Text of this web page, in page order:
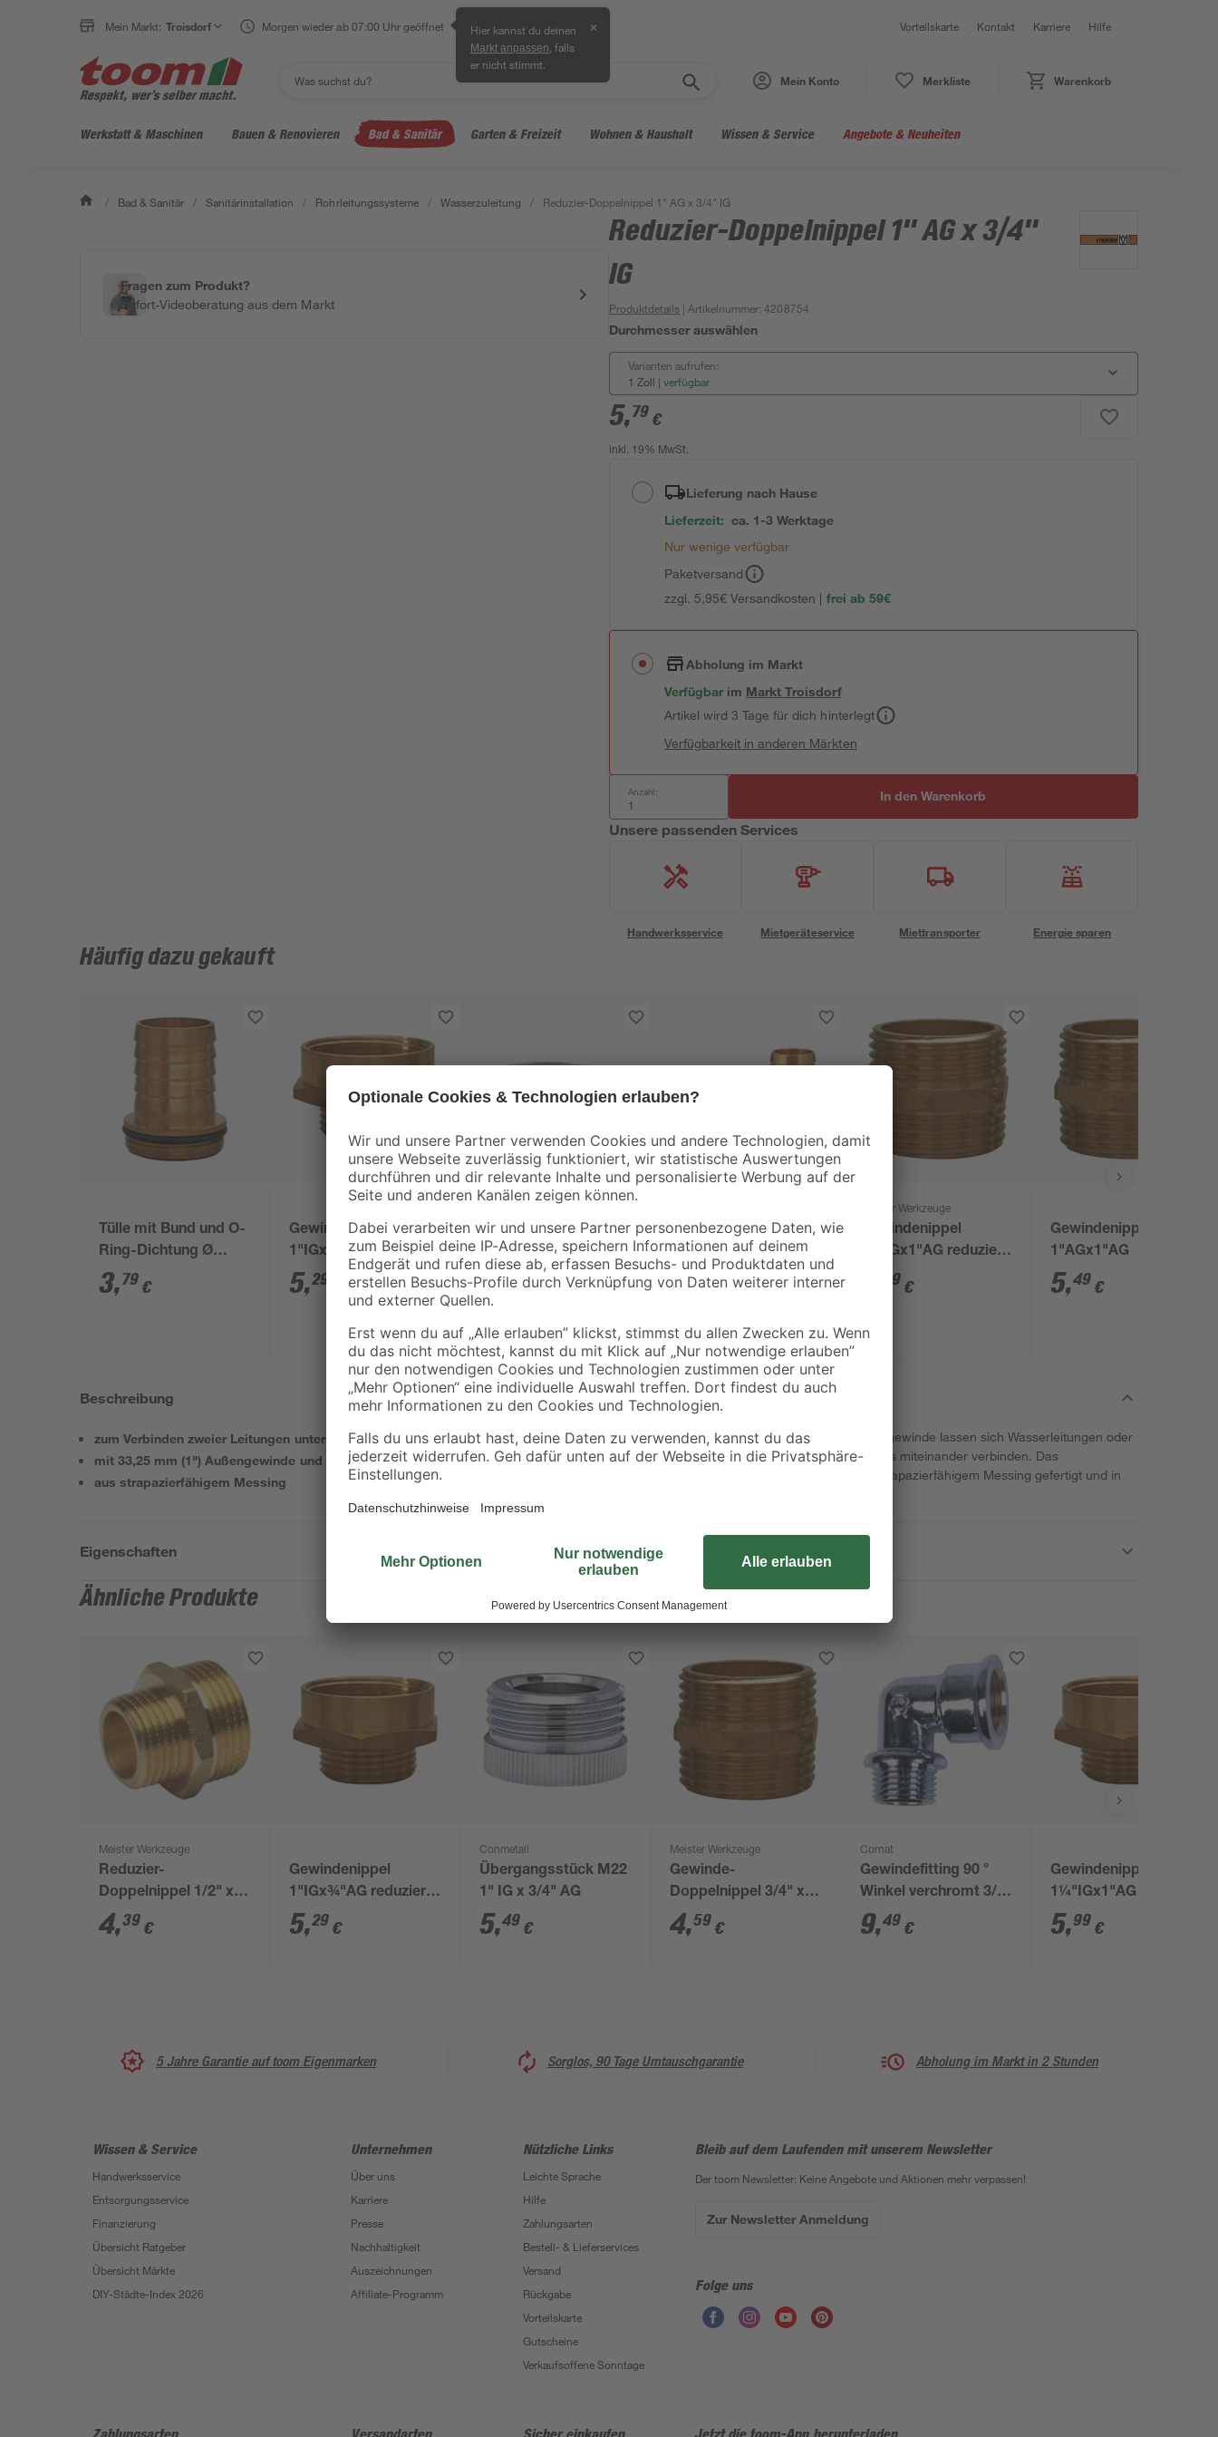
Mein Markt: Troisdorf Morgen wieder ab 07:00 Uhr geöffnet Hier kannst du deinen
Markt anpassen , falls
er nicht stimmt.
✕ Vorteilskarte Kontakt Karriere Hilfe
Mein Konto Merkliste Warenkorb
Werkstatt & Maschinen Bauen & Renovieren Bad & Sanitär Garten & Freizeit Wohnen & Haushalt Wissen & Service Angebote & Neuheiten
/ Bad & Sanitär / Sanitärinstallation / Rohrleitungssysteme / Wasserzuleitung / Reduzier-Doppelnippel 1" AG x 3/4" IG
Fragen zum Produkt?
Sofort-Videoberatung aus dem Markt
Reduzier-Doppelnippel 1" AG x 3/4"
IG
Produktdetails | Artikelnummer:4208754
Durchmesser auswählen
Varianten aufrufen:
1 Zoll | verfügbar
5,79 €
inkl. 19% MwSt.
Lieferung nach Hause
Lieferzeit: ca. 1-3 Werktage
Nur wenige verfügbar
Paketversand
zzgl. 5,95€ Versandkosten | frei ab 59€
Abholung im Markt
Verfügbar im MarktTroisdorf
Artikel wird 3 Tage für dich hinterlegt
Verfügbarkeit in anderen Märkten
Anzahl: In den Warenkorb
Unsere passenden Services
Handwerksservice Mietgeräteservice Miettransporter Energie sparen
Häufig dazu gekauft
Tülle mit Bund und O-
Ring-Dichtung Ø
19,05 mm (3/4)
3,79 €
Gewindenippel
1"IGx¾"AG reduziert
AG/IG
5,29
Schlauchklemmen 2
Stück Ø 20 - 32 mm
2,99 €
Verschraubung
1"x1"IG 2-teilig
5,99 €
Meister Werkzeuge
Gewindenippel
¾"AGx1"AG reduziert
AG/AG
79 €
Gewindenippel
1"AGx1"AG
5,49 €
Beschreibung
zum Verbinden zweier Leitungen unterschiedlicher Größen
mit 33,25 mm (1") Außengewinde und 24,66 mm (3/4") Innengewinde
aus strapazierfähigem Messing
Mit dem Gewindenippel mit beidseitigem Außengewinde lassen sich Wasserleitungen oder
Pumpen verschiedener Durchmesser problemlos miteinander verbinden. Das
Verbindungsstück ist aus bruchsicherem und strapazierfähigem Messing gefertigt und in
Eigenschaften
Ähnliche Produkte
Meister Werkzeuge
Reduzier-
Doppelnippel 1/2" x
3/4" AG
4,39 €
Gewindenippel
1"IGx¾"AG reduziert
AG/IG
5,29 €
Conmetall
Übergangsstück M22
1" IG x 3/4" AG
5,49 €
Meister Werkzeuge
Gewinde-
Doppelnippel 3/4" x
3/4" AG
4,59 €
Cornat
Gewindefitting 90 °
Winkel verchromt 3/4"
IG x 3/4" AG
9,49 €
Gewindenippel
1¼"IGx1"AG reduziert
AG/IG
5,99 €
5 Jahre Garantie auf toom Eigenmarken Sorglos, 90 Tage Umtauschgarantie Abholung im Markt in 2 Stunden
Wissen & Service
Handwerksservice
Entsorgungsservice
Finanzierung
Übersicht Ratgeber
Übersicht Märkte
DIY-Städte-Index 2026
Unternehmen
Über uns
Karriere
Presse
Nachhaltigkeit
Auszeichnungen
Affiliate-Programm
Nützliche Links
Leichte Sprache
Hilfe
Zahlungsarten
Bestell- & Lieferservices
Versand
Rückgabe
Vorteilskarte
Gutscheine
Verkaufsoffene Sonntage
Bleib auf dem Laufenden mit unserem Newsletter
Der toom Newsletter: Keine Angebote und Aktionen mehr verpassen!
Zur Newsletter Anmeldung
Folge uns
Zahlungsarten Versandarten Sicher einkaufen Jetzt die toom-App herunterladen